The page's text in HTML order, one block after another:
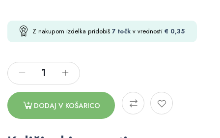
Z nakupom izdelka pridobiš7 točkv vrednosti € 0,35
DODAJ V KOŠARICO